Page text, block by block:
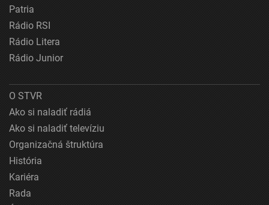
Patria
Rádio RSI
Rádio Litera
Rádio Junior
O STVR
Ako si naladiť rádiá
Ako si naladiť televíziu
Organizačná štruktúra
História
Kariéra
Rada